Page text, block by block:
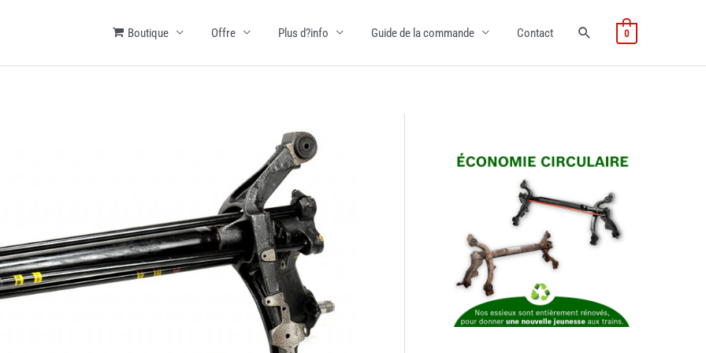
Boutique Offre Plus d?info Guide de la commande Contact 0